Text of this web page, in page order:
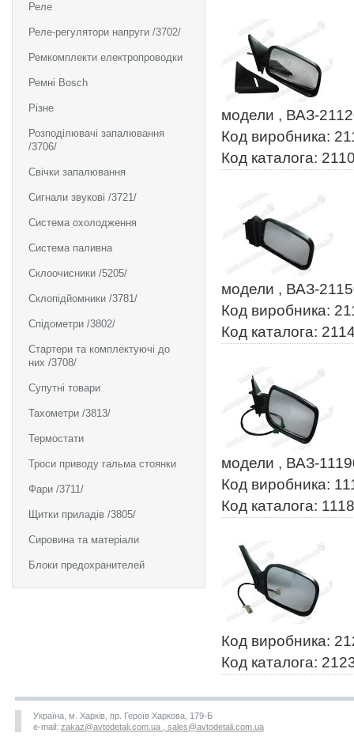
Реле
Реле-регулятори напруги /3702/
Ремкомплекти електропроводки
Ремні Bosch
Різне
Розподілювачі запалювання
/3706/
Свічки запалювання
Сигнали звукові /3721/
Система охолодження
Система паливна
Склоочисники /5205/
Склопідйомники /3781/
Спідометри /3802/
Стартери та комплектуючі до
них /3708/
Супутні товари
Тахометри /3813/
Термостати
Троси приводу гальма стоянки
Фари /3711/
Щитки приладів /3805/
Сировина та матеріали
Блоки предохранителей
модели , ВАЗ-
Код виробника:
Код каталога:
модели , ВАЗ-
Код виробника:
Код каталога:
модели , ВАЗ-
Код виробника:
Код каталога:
Код виробника:
Код каталога:
Україна, м. Харків, пр. Героїв Харкова, 179-Б
e-mail: zakaz@avtodetali.com.ua , sales@avtodetali.com.ua